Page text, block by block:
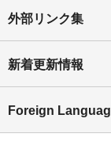
外部リンク集
新着更新情報
Foreign